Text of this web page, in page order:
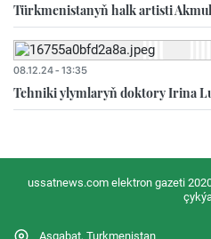
Türkmenistanyň halk artisti
08.12.24 - 13:35
Tehniki ylymlaryň doktory Irina
ussatnews.com elektron gazeti